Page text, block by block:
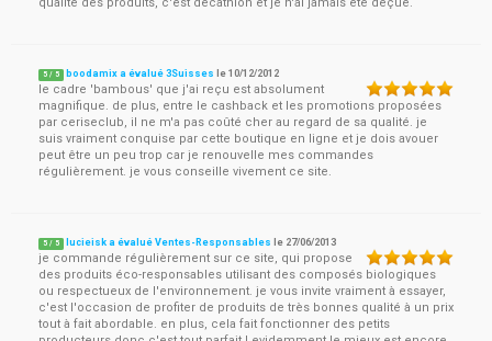
5 / 5 boodamix a évalué 3Suisses le10/12/2012
le cadre 'bambous' que j'ai reçu est absolument
magnifique. de plus, entre le cashback et les promotions proposées
par ceriseclub, il ne m'a pas coûté cher au regard de sa qualité. je
suis vraiment conquise par cette boutique en ligne et je dois avouer
peut être un peu trop car je renouvelle mes commandes
régulièrement. je vous conseille vivement ce site.
5 / 5 lucieisk a évalué Ventes-Responsables le 27/06/2013
je commande régulièrement sur ce site, qui propose
des produits éco-responsables utilisant des composés biologiques
ou respectueux de l'environnement. je vous invite vraiment à essayer,
c'est l'occasion de profiter de produits de très bonnes qualité à un prix
tout à fait abordable. en plus, cela fait fonctionner des petits